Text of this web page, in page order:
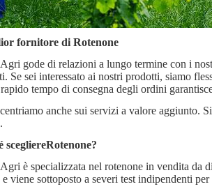
fornitore di Rotenone
gode di relazioni a lungo termine con i
Se sei interessato ai nostri prodotti, siamo
tempo di consegna degli ordini
anche sui servizi a valore aggiunto.
scegliereRotenone?
è specializzata nel rotenone in vendita da
viene sottoposto a severi test indipendenti